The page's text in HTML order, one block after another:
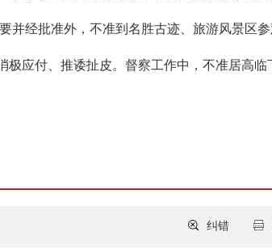
经批准外，不准到名胜古迹、旅游风景区参
应付、推诿扯皮。督察工作中，不准居高临
纠错